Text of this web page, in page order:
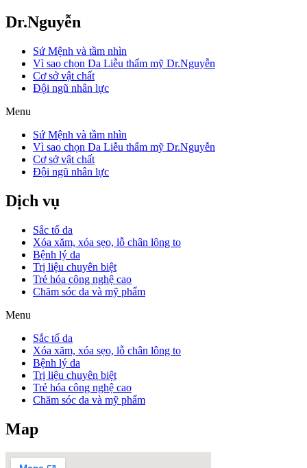
Dr.Nguyễn
Sứ Mệnh và tầm nhìn
Vì sao chọn Da Liễu thẩm mỹ Dr.Nguyễn
Cơ sở vật chất
Đội ngũ nhân lực
Menu
Sứ Mệnh và tầm nhìn
Vì sao chọn Da Liễu thẩm mỹ Dr.Nguyễn
Cơ sở vật chất
Đội ngũ nhân lực
Dịch vụ
Sắc tố da
Xóa xăm, xóa sẹo, lỗ chân lông to
Bệnh lý da
Trị liệu chuyên biệt
Trẻ hóa công nghệ cao
Chăm sóc da và mỹ phẩm
Menu
Sắc tố da
Xóa xăm, xóa sẹo, lỗ chân lông to
Bệnh lý da
Trị liệu chuyên biệt
Trẻ hóa công nghệ cao
Chăm sóc da và mỹ phẩm
Map